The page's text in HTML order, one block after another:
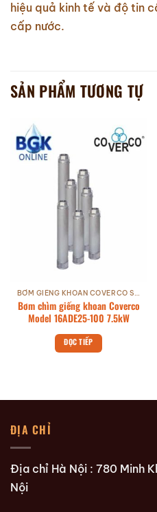
hiệu quả kinh tế và độ tin
cấp nước.
SẢN PHẨM TƯƠNG TỰ
BƠM GIẾNG KHOAN COVERCO SERI ADE
Bơm chìm giếng khoan Coverco
Model 16ADE25-100 7.5kW
ĐỌC TIẾP
ĐỊA CHỈ
Địa chỉ Hà Nội : 780 Minh
Nội